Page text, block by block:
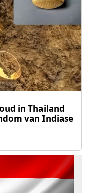
in Thailand
van Indiase